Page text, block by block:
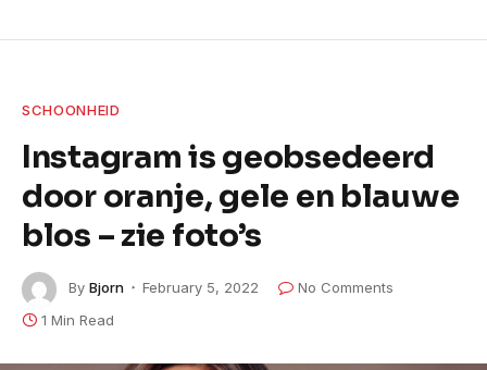
SCHOONHEID
Instagram is geobsedeerd
door oranje, gele en blauwe
blos – zie foto’s
By Bjorn February 5, 2022
No Comments
1 Min Read